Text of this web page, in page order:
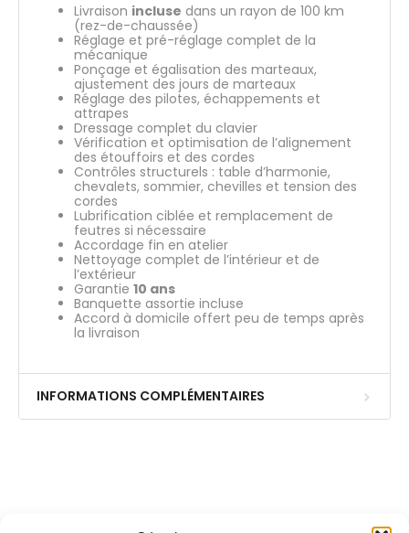
Livraison incluse dans un rayon de 100 km
(rez-de-chaussée)
Réglage et pré-réglage complet de la
mécanique
Ponçage et égalisation des marteaux,
ajustement des jours de marteaux
Réglage des pilotes, échappements et
attrapes
Dressage complet du clavier
Vérification et optimisation de l’alignement
des étouffoirs et des cordes
Contrôles structurels : table d’harmonie,
chevalets, sommier, chevilles et tension des
cordes
Lubrification ciblée et remplacement de
feutres si nécessaire
Accordage fin en atelier
Nettoyage complet de l’intérieur et de
l’extérieur
Garantie 10 ans
Banquette assortie incluse
Accord à domicile offert peu de temps après
la livraison
INFORMATIONS COMPLÉMENTAIRES